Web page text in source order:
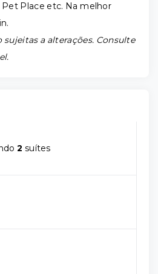
Pet Place etc. Na melhor
a alterações. Consulte
2 suítes